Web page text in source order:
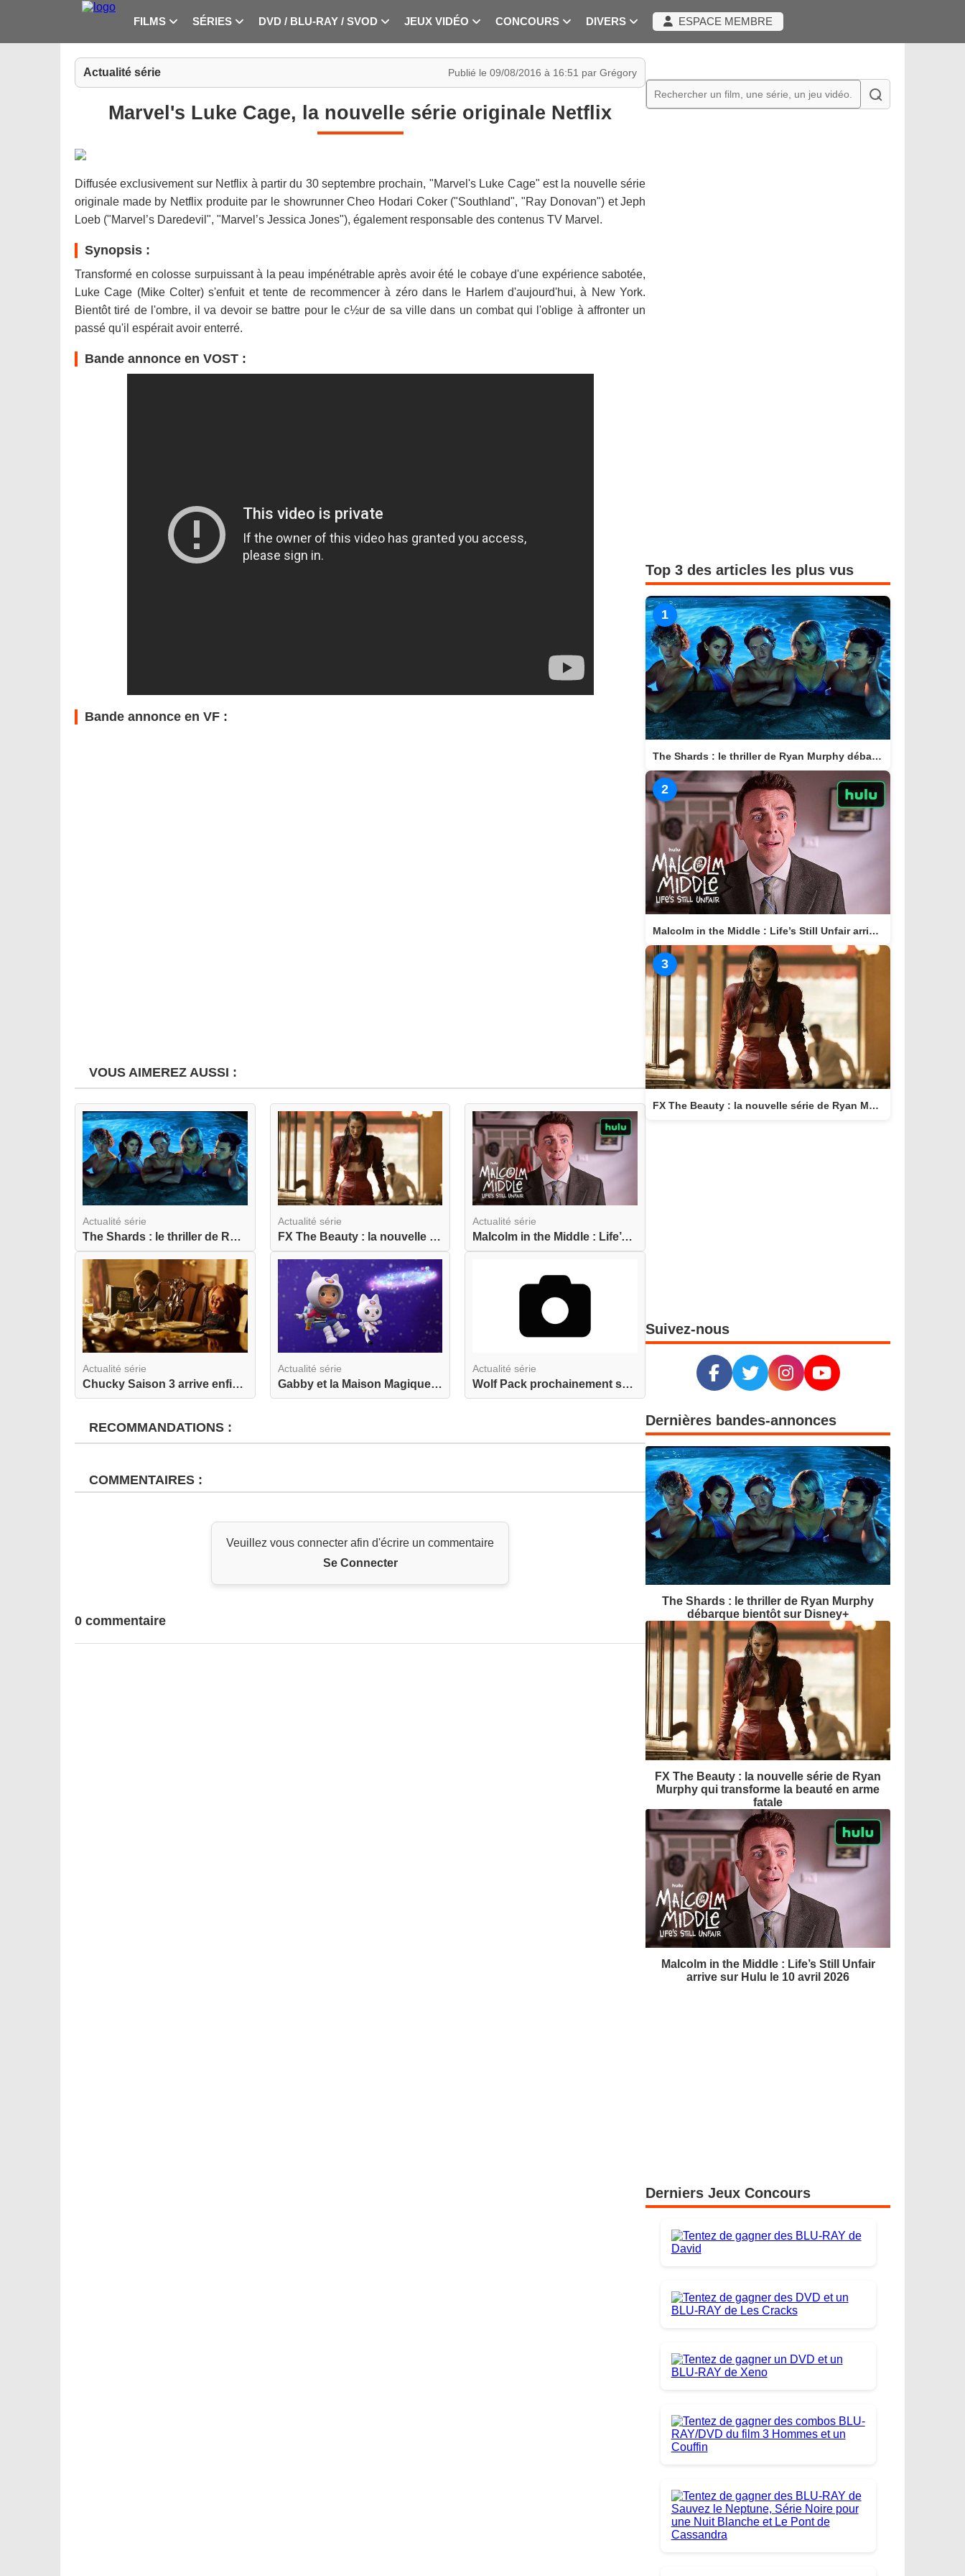
FILMS SÉRIES DVD / BLU-RAY / SVOD JEUX VIDÉO CONCOURS DIVERS ESPACE MEMBRE
Actualité série Publié le 09/08/2016 à 16:51 par Grégory
Marvel's Luke Cage, la nouvelle série originale Netflix
Diffusée exclusivement sur Netflix à partir du 30 septembre prochain, "Marvel's Luke Cage" est la nouvelle série
originale made by Netflix produite par le showrunner Cheo Hodari Coker ("Southland", "Ray Donovan") et Jeph
Loeb ("Marvel’s Daredevil", "Marvel’s Jessica Jones"), également responsable des contenus TV Marvel.
Synopsis :
Transformé en colosse surpuissant à la peau impénétrable après avoir été le cobaye d'une expérience sabotée,
Luke Cage (Mike Colter) s'enfuit et tente de recommencer à zéro dans le Harlem d'aujourd'hui, à New York.
Bientôt tiré de l'ombre, il va devoir se battre pour le c½ur de sa ville dans un combat qui l'oblige à affronter un
passé qu'il espérait avoir enterré.
Bande annonce en VOST :
Bande annonce en VF :
VOUS AIMEREZ AUSSI :
Actualité série
The Shards : le thriller de Ryan Murphy débarque...
Actualité série
FX The Beauty : la nouvelle série de Ryan Murphy...
Actualité série
Malcolm in the Middle : Life’s Still Unfair arri...
Actualité série
Chucky Saison 3 arrive enfin en France... malgré...
Actualité série
Gabby et la Maison Magique revient avec de nouve...
Actualité série
Wolf Pack prochainement sur Paramount+
RECOMMANDATIONS :
COMMENTAIRES :
Veuillez vous connecter afin d'écrire un commentaire
Se Connecter
0 commentaire
Top 3 des articles les plus vus
1
The Shards : le thriller de Ryan Murphy débarque bientôt sur Disney+
2
Malcolm in the Middle : Life’s Still Unfair arrive sur Hulu le 10 avril 2026
3
FX The Beauty : la nouvelle série de Ryan Murphy qui transforme la beauté en arme fatale
Suivez-nous
Dernières bandes-annonces
The Shards : le thriller de Ryan Murphy
débarque bientôt sur Disney+
FX The Beauty : la nouvelle série de Ryan
Murphy qui transforme la beauté en arme
fatale
Malcolm in the Middle : Life’s Still Unfair
arrive sur Hulu le 10 avril 2026
Derniers Jeux Concours